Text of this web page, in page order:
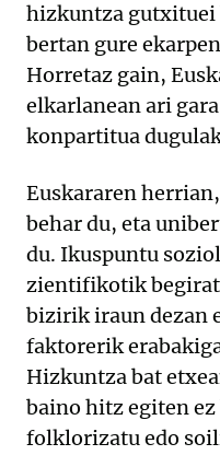
hizkuntza gutxituei
bertan gure
Horretaz gain,
elkarlanean ari
konpartitua
Euskararen
behar du, eta
du. Ikuspuntu
zientifikotik
bizirik iraun dezan
faktorerik
Hizkuntza bat
baino hitz egiten
folklorizatu edo